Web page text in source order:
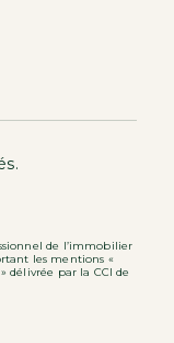
de l’immobilier
les mentions «
délivrée par la CCI de